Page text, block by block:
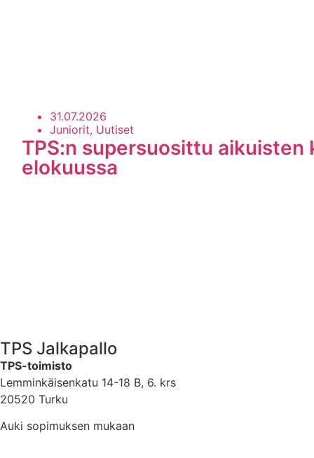
31.07.2026
Juniorit, Uutiset
TPS:n supersuosittu
elokuussa
TPS Jalkapallo
TPS-toimisto
Lemminkäisenkatu 14-18 B, 6. krs
20520 Turku
Auki sopimuksen mukaan